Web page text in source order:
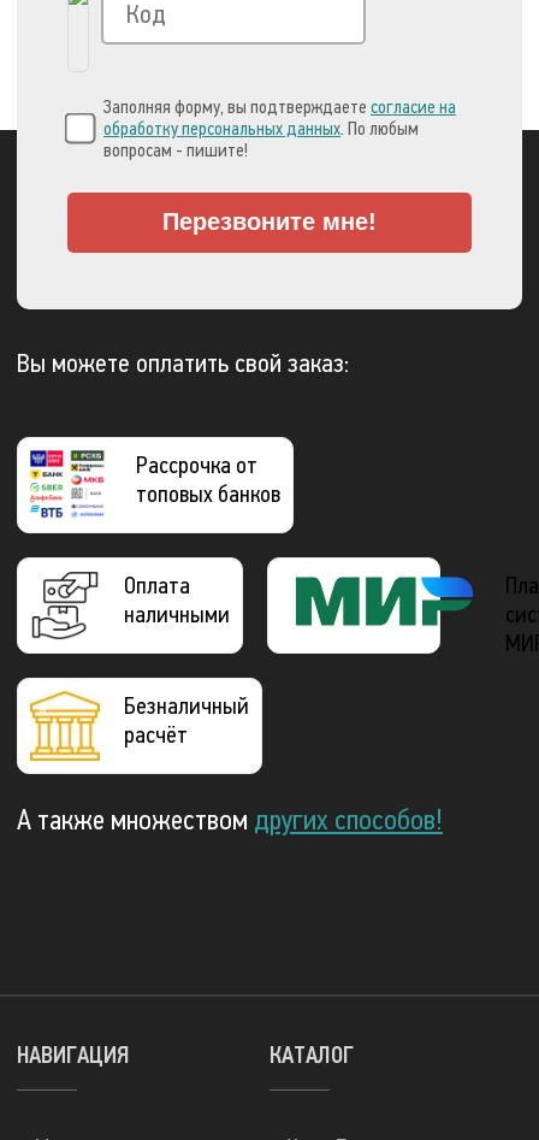
Заполняя форму, вы подтверждаете согласие на
обработку персональных данных. По любым
вопросам - пишите!
Перезвоните мне!
Вы можете оплатить свой заказ:
Рассрочка от
топовых банков
Оплата
наличными
Безналичный
расчёт
А также множеством других способов!
КАТАЛОГ
НАВИГАЦИЯ